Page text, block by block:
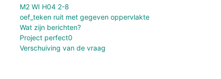
M2 WI H04 2-8
oef_teken ruit met gegeven oppervlakte
Wat zijn berichten?
Project perfect0
Verschuiving van de vraag